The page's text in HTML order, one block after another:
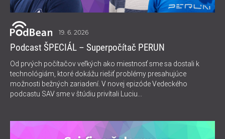
19. 6. 2026
Podcast ŠPECIÁL – Superpočítač PERUN
Od prvých počítačov veľkých ako miestnosť sme sa dostali k
technológiám, ktoré dokážu riešiť problémy presahujúce
možnosti bežných zariadení. V novej epizóde Vedeckého
podcastu SAV sme v štúdiu privítali Luciu...